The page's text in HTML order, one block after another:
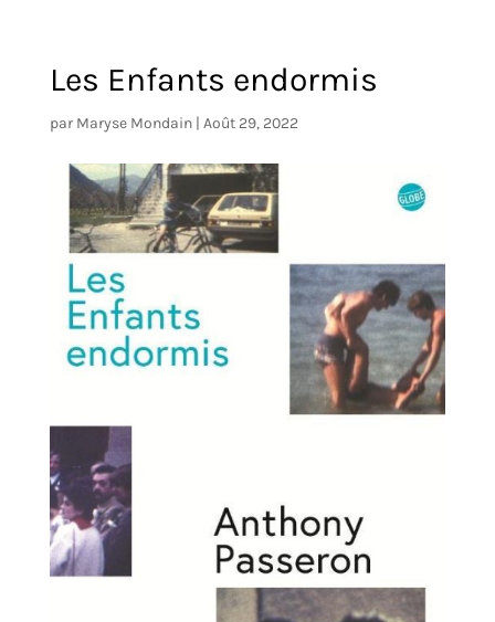
Les Enfants endormis
par Maryse Mondain| Août 29, 2022